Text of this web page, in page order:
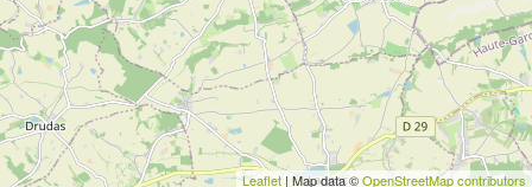
Leaflet| Map data ©OpenStreetMap contributors